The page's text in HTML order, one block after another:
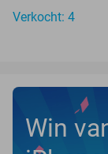
Verkocht: 4
Win